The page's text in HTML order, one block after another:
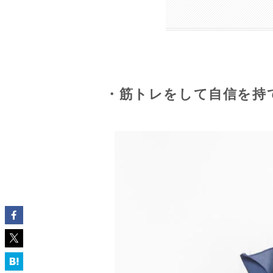
・筋トレをして自信を持